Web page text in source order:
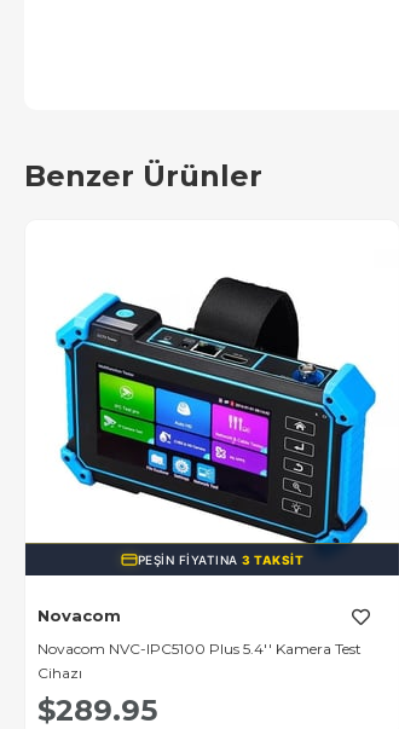
Benzer Ürünler
PEŞIN FIYATINA3 TAKSIT
Novacom
Novacom NVC-IPC5100 Plus 5.4'' Kamera Test
Cihazı
$289.95